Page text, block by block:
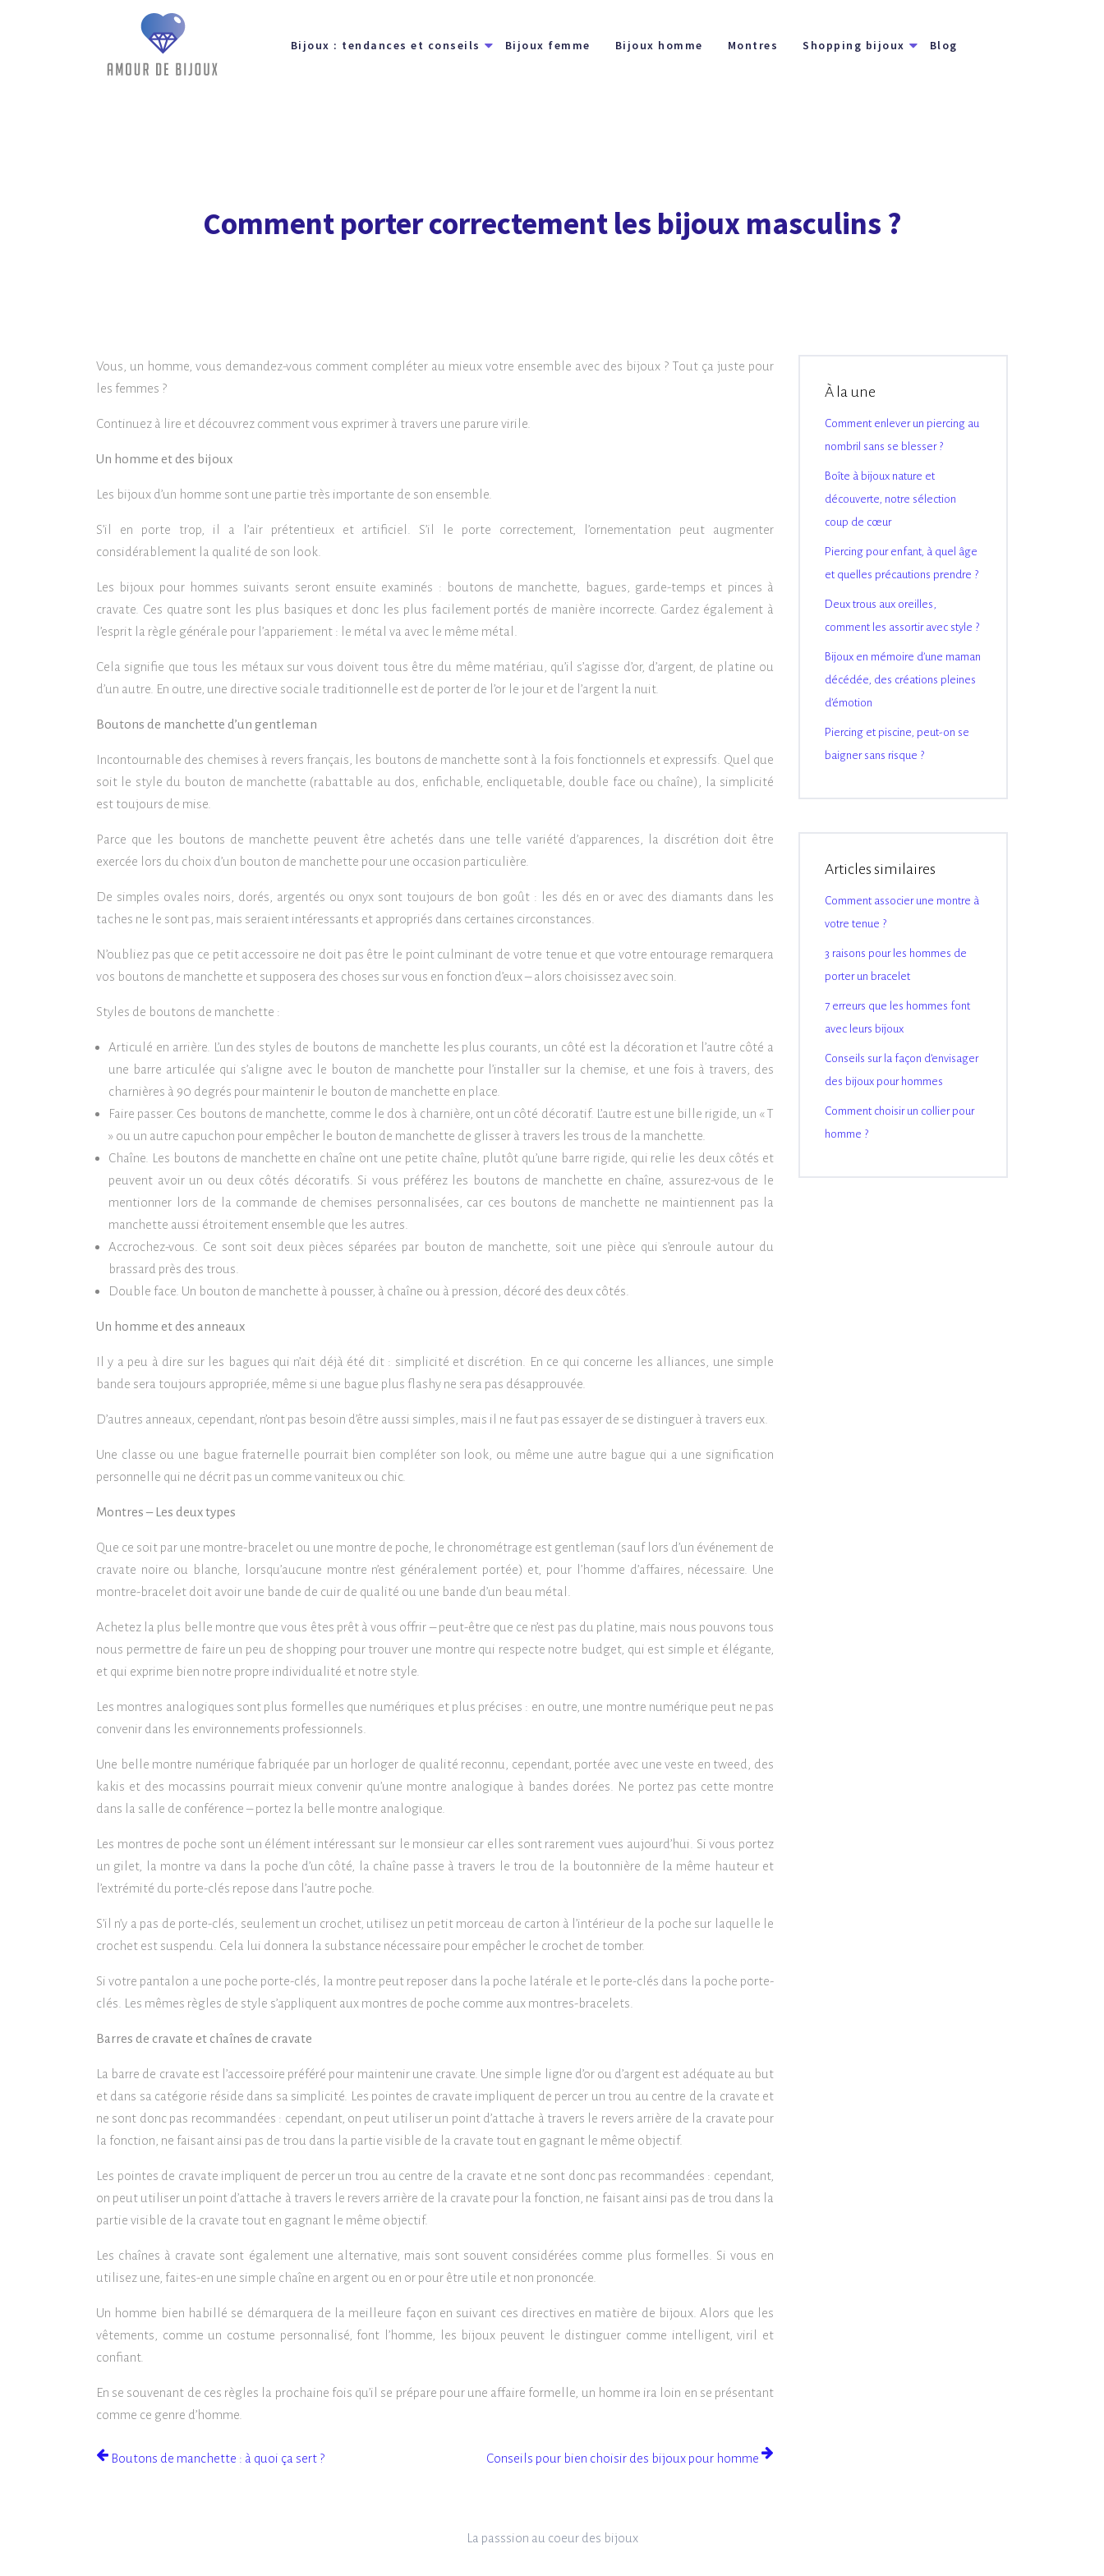
Bijoux : tendances et conseils Bijoux femme Bijoux homme Montres Shopping bijoux Blog
Comment porter correctement les bijoux masculins ?
Vous, un homme, vous demandez-vous comment compléter au mieux votre ensemble avec des bijoux ? Tout ça juste pour
les femmes ?
Continuez à lire et découvrez comment vous exprimer à travers une parure virile.
Un homme et des bijoux
Les bijoux d’un homme sont une partie très importante de son ensemble.
S’il en porte trop, il a l’air prétentieux et artificiel. S’il le porte correctement, l’ornementation peut augmenter
considérablement la qualité de son look.
Les bijoux pour hommes suivants seront ensuite examinés : boutons de manchette, bagues, garde-temps et pinces à
cravate. Ces quatre sont les plus basiques et donc les plus facilement portés de manière incorrecte. Gardez également à
l’esprit la règle générale pour l’appariement : le métal va avec le même métal.
Cela signifie que tous les métaux sur vous doivent tous être du même matériau, qu’il s’agisse d’or, d’argent, de platine ou
d’un autre. En outre, une directive sociale traditionnelle est de porter de l’or le jour et de l’argent la nuit.
Boutons de manchette d’un gentleman
Incontournable des chemises à revers français, les boutons de manchette sont à la fois fonctionnels et expressifs. Quel que
soit le style du bouton de manchette (rabattable au dos, enfichable, encliquetable, double face ou chaîne), la simplicité
est toujours de mise.
Parce que les boutons de manchette peuvent être achetés dans une telle variété d’apparences, la discrétion doit être
exercée lors du choix d’un bouton de manchette pour une occasion particulière.
De simples ovales noirs, dorés, argentés ou onyx sont toujours de bon goût : les dés en or avec des diamants dans les
taches ne le sont pas, mais seraient intéressants et appropriés dans certaines circonstances.
N’oubliez pas que ce petit accessoire ne doit pas être le point culminant de votre tenue et que votre entourage remarquera
vos boutons de manchette et supposera des choses sur vous en fonction d’eux – alors choisissez avec soin.
Styles de boutons de manchette :
Articulé en arrière. L’un des styles de boutons de manchette les plus courants, un côté est la décoration et l’autre côté a
une barre articulée qui s’aligne avec le bouton de manchette pour l’installer sur la chemise, et une fois à travers, des
charnières à 90 degrés pour maintenir le bouton de manchette en place.
Faire passer. Ces boutons de manchette, comme le dos à charnière, ont un côté décoratif. L’autre est une bille rigide, un « T
» ou un autre capuchon pour empêcher le bouton de manchette de glisser à travers les trous de la manchette.
Chaîne. Les boutons de manchette en chaîne ont une petite chaîne, plutôt qu’une barre rigide, qui relie les deux côtés et
peuvent avoir un ou deux côtés décoratifs. Si vous préférez les boutons de manchette en chaîne, assurez-vous de le
mentionner lors de la commande de chemises personnalisées, car ces boutons de manchette ne maintiennent pas la
manchette aussi étroitement ensemble que les autres.
Accrochez-vous. Ce sont soit deux pièces séparées par bouton de manchette, soit une pièce qui s’enroule autour du
brassard près des trous.
Double face. Un bouton de manchette à pousser, à chaîne ou à pression, décoré des deux côtés.
Un homme et des anneaux
Il y a peu à dire sur les bagues qui n’ait déjà été dit : simplicité et discrétion. En ce qui concerne les alliances, une simple
bande sera toujours appropriée, même si une bague plus flashy ne sera pas désapprouvée.
D’autres anneaux, cependant, n’ont pas besoin d’être aussi simples, mais il ne faut pas essayer de se distinguer à travers eux.
Une classe ou une bague fraternelle pourrait bien compléter son look, ou même une autre bague qui a une signification
personnelle qui ne décrit pas un comme vaniteux ou chic.
Montres – Les deux types
Que ce soit par une montre-bracelet ou une montre de poche, le chronométrage est gentleman (sauf lors d’un événement de
cravate noire ou blanche, lorsqu’aucune montre n’est généralement portée) et, pour l’homme d’affaires, nécessaire. Une
montre-bracelet doit avoir une bande de cuir de qualité ou une bande d’un beau métal.
Achetez la plus belle montre que vous êtes prêt à vous offrir – peut-être que ce n’est pas du platine, mais nous pouvons tous
nous permettre de faire un peu de shopping pour trouver une montre qui respecte notre budget, qui est simple et élégante,
et qui exprime bien notre propre individualité et notre style.
Les montres analogiques sont plus formelles que numériques et plus précises : en outre, une montre numérique peut ne pas
convenir dans les environnements professionnels.
Une belle montre numérique fabriquée par un horloger de qualité reconnu, cependant, portée avec une veste en tweed, des
kakis et des mocassins pourrait mieux convenir qu’une montre analogique à bandes dorées. Ne portez pas cette montre
dans la salle de conférence – portez la belle montre analogique.
Les montres de poche sont un élément intéressant sur le monsieur car elles sont rarement vues aujourd’hui. Si vous portez
un gilet, la montre va dans la poche d’un côté, la chaîne passe à travers le trou de la boutonnière de la même hauteur et
l’extrémité du porte-clés repose dans l’autre poche.
S’il n’y a pas de porte-clés, seulement un crochet, utilisez un petit morceau de carton à l’intérieur de la poche sur laquelle le
crochet est suspendu. Cela lui donnera la substance nécessaire pour empêcher le crochet de tomber.
Si votre pantalon a une poche porte-clés, la montre peut reposer dans la poche latérale et le porte-clés dans la poche porte-
clés. Les mêmes règles de style s’appliquent aux montres de poche comme aux montres-bracelets.
Barres de cravate et chaînes de cravate
La barre de cravate est l’accessoire préféré pour maintenir une cravate. Une simple ligne d’or ou d’argent est adéquate au but
et dans sa catégorie réside dans sa simplicité. Les pointes de cravate impliquent de percer un trou au centre de la cravate et
ne sont donc pas recommandées : cependant, on peut utiliser un point d’attache à travers le revers arrière de la cravate pour
la fonction, ne faisant ainsi pas de trou dans la partie visible de la cravate tout en gagnant le même objectif.
Les pointes de cravate impliquent de percer un trou au centre de la cravate et ne sont donc pas recommandées : cependant,
on peut utiliser un point d’attache à travers le revers arrière de la cravate pour la fonction, ne faisant ainsi pas de trou dans la
partie visible de la cravate tout en gagnant le même objectif.
Les chaînes à cravate sont également une alternative, mais sont souvent considérées comme plus formelles. Si vous en
utilisez une, faites-en une simple chaîne en argent ou en or pour être utile et non prononcée.
Un homme bien habillé se démarquera de la meilleure façon en suivant ces directives en matière de bijoux. Alors que les
vêtements, comme un costume personnalisé, font l’homme, les bijoux peuvent le distinguer comme intelligent, viril et
confiant.
En se souvenant de ces règles la prochaine fois qu’il se prépare pour une affaire formelle, un homme ira loin en se présentant
comme ce genre d’homme.
Boutons de manchette : à quoi ça sert ? Conseils pour bien choisir des bijoux pour homme
À la une
Comment enlever un piercing au
nombril sans se blesser ?
Boîte à bijoux nature et
découverte, notre sélection
coup de cœur
Piercing pour enfant, à quel âge
et quelles précautions prendre ?
Deux trous aux oreilles,
comment les assortir avec style ?
Bijoux en mémoire d’une maman
décédée, des créations pleines
d’émotion
Piercing et piscine, peut-on se
baigner sans risque ?
Articles similaires
Comment associer une montre à
votre tenue ?
3 raisons pour les hommes de
porter un bracelet
7 erreurs que les hommes font
avec leurs bijoux
Conseils sur la façon d’envisager
des bijoux pour hommes
Comment choisir un collier pour
homme ?
La passsion au coeur des bijoux